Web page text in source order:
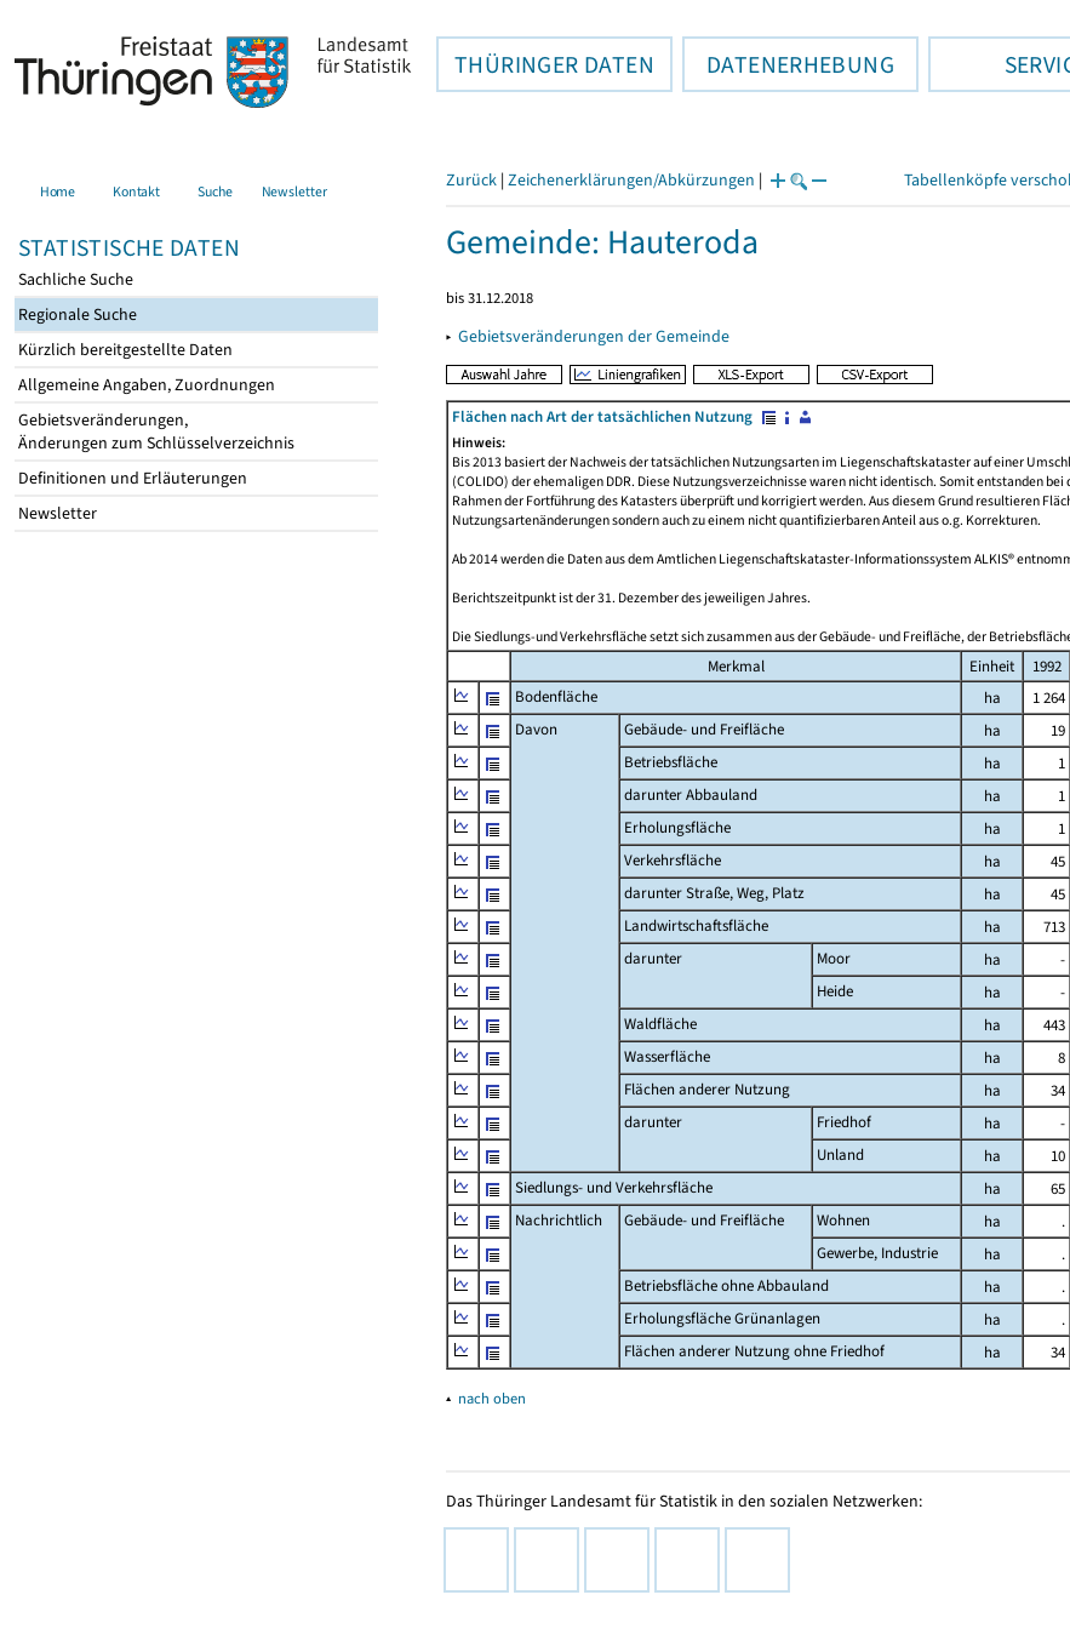
THÜRINGER DATEN DATENERHEBUNG
Home Kontakt Suche Newsletter
STATISTISCHE DATEN
Sachliche Suche
Regionale Suche
Kürzlich bereitgestellte Daten
Allgemeine Angaben, Zuordnungen
Gebietsveränderungen,
Änderungen zum Schlüsselverzeichnis
Definitionen und Erläuterungen
Newsletter
Zurück | Zeichenerklärungen/Abkürzungen | Tabellenköpfe
Gemeinde: Hauteroda
bis 31.12.2018
▸ Gebietsveränderungen der Gemeinde
Flächen nach Art der tatsächlichen Nutzung
Hinweis:
Bis 2013 basiert der Nachweis der tatsächlichen Nutzungsarten im Liegenschaftskataster auf einer
(COLIDO) der ehemaligen DDR. Diese Nutzungsverzeichnisse waren nicht identisch. Somit entstanden
Rahmen der Fortführung des Katasters überprüft und korrigiert werden. Aus diesem Grund resultieren
Nutzungsartenänderungen sondern auch zu einem nicht quantifizierbaren Anteil aus o.g. Korrekturen.
Ab 2014 werden die Daten aus dem Amtlichen Liegenschaftskataster-Informationssystem ALKIS®
Berichtszeitpunkt ist der 31. Dezember des jeweiligen Jahres.
Die Siedlungs-und Verkehrsfläche setzt sich zusammen aus der Gebäude- und Freifläche, der
Merkmal Einheit 1992
Bodenfläche
ha 1 264
Davon
Gebäude- und Freifläche ha 19
Betriebsfläche
ha 1
darunter Abbauland
ha 1
Erholungsfläche
ha 1
Verkehrsfläche
ha 45
darunter Straße, Weg, Platz
ha 45
Landwirtschaftsfläche
ha 713
darunter
Moor ha -
Heide
ha -
Waldfläche
ha 443
Wasserfläche
ha 8
Flächen anderer Nutzung
ha 34
darunter
Friedhof ha -
Unland
ha 10
Siedlungs- und Verkehrsfläche
ha 65
Nachrichtlich
Gebäude- und Freifläche Wohnen ha .
Gewerbe, Industrie
ha .
Betriebsfläche ohne Abbauland
ha .
Erholungsfläche Grünanlagen
ha .
Flächen anderer Nutzung ohne Friedhof
ha 34
▴ nach oben
Das Thüringer Landesamt für Statistik in den sozialen Netzwerken: